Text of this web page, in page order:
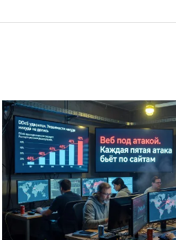
Mac. Осень будет жаркой